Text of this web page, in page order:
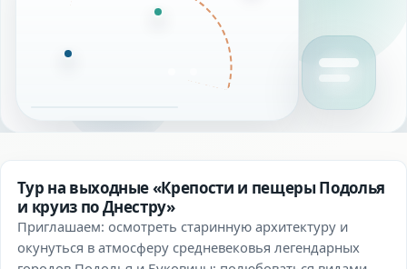
Тур на выходные «Крепости и пещеры Подолья
и круиз по Днестру»
Приглашаем: осмотреть старинную архитектуру и
окунуться в атмосферу cредневековья легендарных